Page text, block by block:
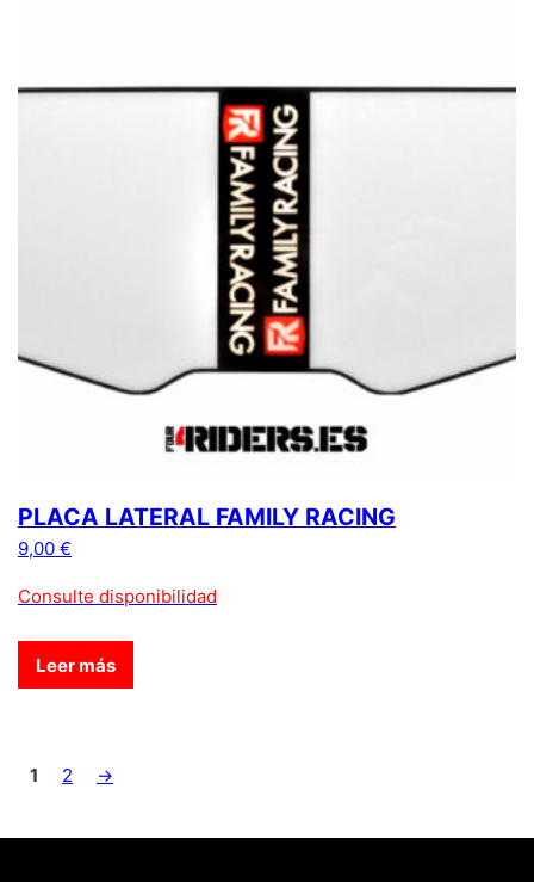
PLACA LATERAL FAMILY RACING
9,00 €
Consulte disponibilidad
Leer más
1 2 →